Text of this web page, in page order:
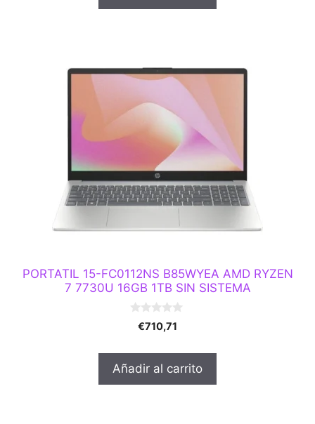
PORTATIL 15-FC0112NS B85WYEA AMD RYZEN
7 7730U 16GB 1TB SIN SISTEMA
5
€710,71
Añadir al carrito